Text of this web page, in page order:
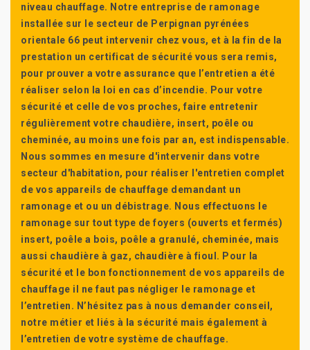
niveau chauffage. Notre entreprise de ramonage
installée sur le secteur de Perpignan pyrénées
orientale 66 peut intervenir chez vous, et à la fin de la
prestation un certificat de sécurité vous sera remis,
pour prouver a votre assurance que l’entretien a été
réaliser selon la loi en cas d’incendie. Pour votre
sécurité et celle de vos proches, faire entretenir
régulièrement votre chaudière, insert, poêle ou
cheminée, au moins une fois par an, est indispensable.
Nous sommes en mesure d'intervenir dans votre
secteur d'habitation, pour réaliser l'entretien complet
de vos appareils de chauffage demandant un
ramonage et ou un débistrage. Nous effectuons le
ramonage sur tout type de foyers (ouverts et fermés)
insert, poêle a bois, poêle a granulé, cheminée, mais
aussi chaudière à gaz, chaudière à fioul. Pour la
sécurité et le bon fonctionnement de vos appareils de
chauffage il ne faut pas négliger le ramonage et
l’entretien. N’hésitez pas à nous demander conseil,
notre métier et liés à la sécurité mais également à
l’entretien de votre système de chauffage.